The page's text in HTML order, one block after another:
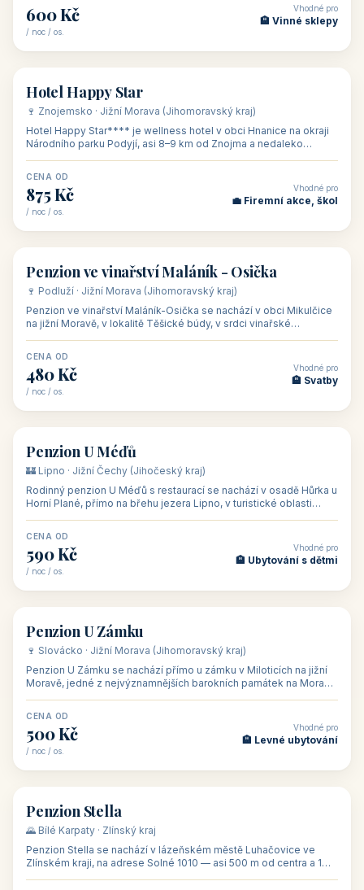
600 Kč
/ noc / os.
Vhodné pro
🏨 Vinné sklepy
🏨 hotel
Hotel Happy Star
🍷 Znojemsko · Jižní Morava (Jihomoravský kraj)
Hotel Happy Star**** je wellness hotel v obci Hnanice na okraji
Národního parku Podyjí, asi 8–9 km od Znojma a nedaleko
CENA OD
875 Kč
/ noc / os.
Vhodné pro
💼 Firemní akce, škol
🏡 penzion
Penzion ve vinařství Maláník - Osička
🍷 Podluží · Jižní Morava (Jihomoravský kraj)
Penzion ve vinařství Maláník-Osička se nachází v obci Mikulčice
na jižní Moravě, v lokalitě Těšické búdy, v srdci vinařské
CENA OD
480 Kč
/ noc / os.
Vhodné pro
🏨 Svatby
🏡 penzion
Penzion U Méďů
🏰 Lipno · Jižní Čechy (Jihočeský kraj)
Rodinný penzion U Méďů s restaurací se nachází v osadě Hůrka u
Horní Plané, přímo na břehu jezera Lipno, v turistické oblasti
CENA OD
590 Kč
/ noc / os.
Vhodné pro
🏨 Ubytování s dětmi
🏡 penzion
Penzion U Zámku
🍷 Slovácko · Jižní Morava (Jihomoravský kraj)
Penzion U Zámku se nachází přímo u zámku v Miloticích na jižní
Moravě, jedné z nejvýznamnějších barokních památek na Moravě,
CENA OD
500 Kč
/ noc / os.
Vhodné pro
🏨 Levné ubytování
🏡 penzion
Penzion Stella
🌄 Bílé Karpaty · Zlínský kraj
Penzion Stella se nachází v lázeňském městě Luhačovice ve
Zlínském kraji, na adrese Solné 1010 — asi 500 m od centra a 1